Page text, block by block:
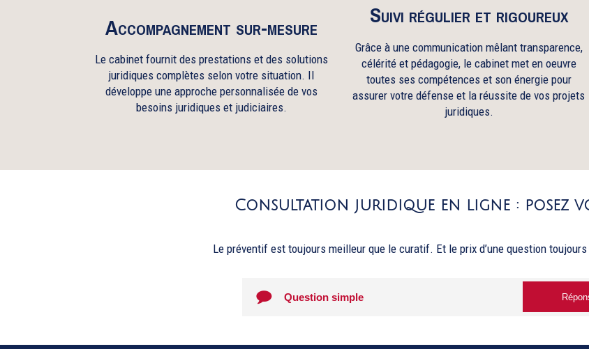
Accompagnement sur-mesure
Le cabinet fournit des prestations et des solutions
juridiques complètes selon votre situation. Il
développe une approche personnalisée de vos
besoins juridiques et judiciaires.
Suivi régulier et rigoureux
Grâce à une communication mêlant transparence,
célérité et pédagogie, le cabinet met en oeuvre
toutes ses compétences et son énergie pour
assurer votre défense et la réussite de vos projets
juridiques.
Consultation juridique en ligne : posez
Le préventif est toujours meilleur que le curatif. Et le prix d’une question
Question simple